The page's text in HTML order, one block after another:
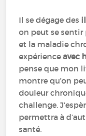
Il se dégage des
on peut se sentir
et la maladie
expérienceavec
pense que mon
montre qu’on
douleur
challenge.
permettra à
santé.